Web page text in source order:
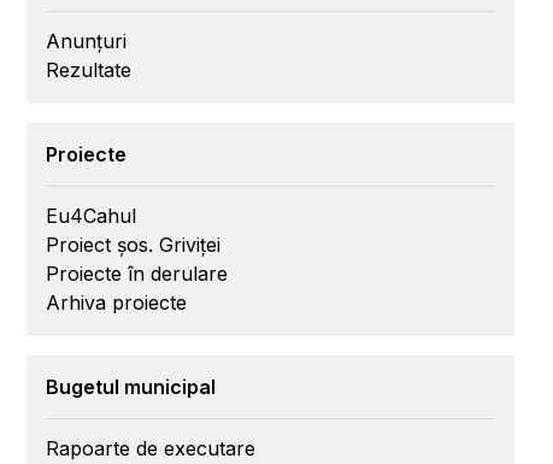
Anunțuri
Rezultate
Proiecte
Eu4Cahul
Proiect șos. Griviței
Proiecte în derulare
Arhiva proiecte
Bugetul municipal
Rapoarte de executare